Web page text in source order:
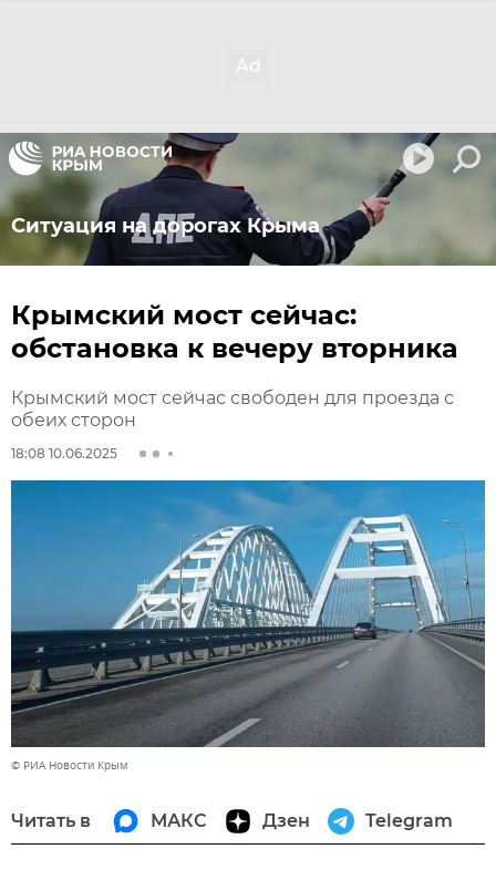
Ситуация на дорогах Крыма
Крымский мост сейчас:
обстановка к вечеру вторника
Крымский мост сейчас свободен для проезда с
обеих сторон
18:08 10.06.2025
© РИА Новости Крым
Читать в МАКС Дзен Telegram